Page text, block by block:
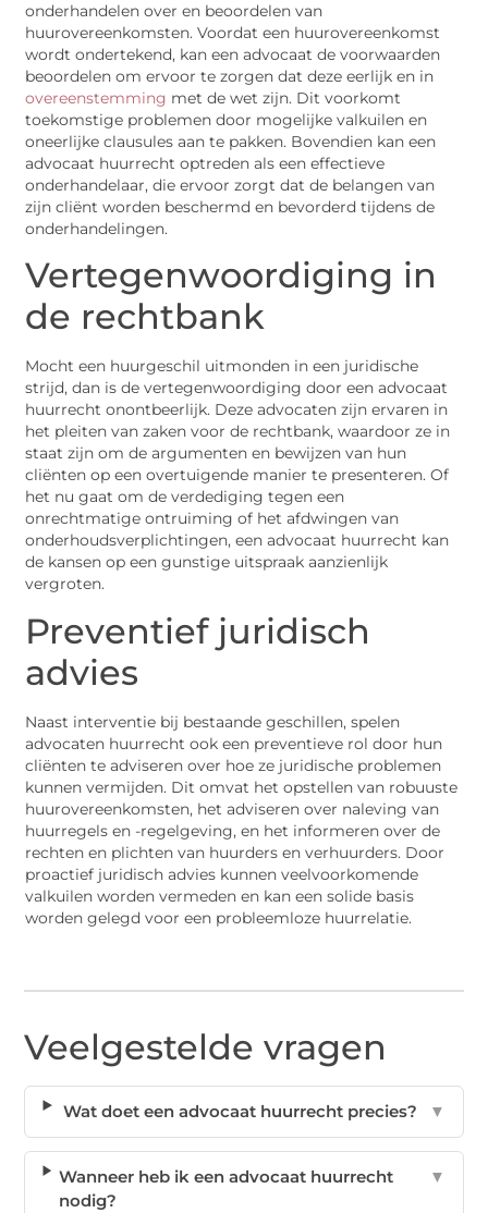
onderhandelen over en beoordelen van
huurovereenkomsten. Voordat een huurovereenkomst
wordt ondertekend, kan een advocaat de voorwaarden
beoordelen om ervoor te zorgen dat deze eerlijk en in
overeenstemming met de wet zijn. Dit voorkomt
toekomstige problemen door mogelijke valkuilen en
oneerlijke clausules aan te pakken. Bovendien kan een
advocaat huurrecht optreden als een effectieve
onderhandelaar, die ervoor zorgt dat de belangen van
zijn cliënt worden beschermd en bevorderd tijdens de
onderhandelingen.
Vertegenwoordiging in
de rechtbank
Mocht een huurgeschil uitmonden in een juridische
strijd, dan is de vertegenwoordiging door een advocaat
huurrecht onontbeerlijk. Deze advocaten zijn ervaren in
het pleiten van zaken voor de rechtbank, waardoor ze in
staat zijn om de argumenten en bewijzen van hun
cliënten op een overtuigende manier te presenteren. Of
het nu gaat om de verdediging tegen een
onrechtmatige ontruiming of het afdwingen van
onderhoudsverplichtingen, een advocaat huurrecht kan
de kansen op een gunstige uitspraak aanzienlijk
vergroten.
Preventief juridisch
advies
Naast interventie bij bestaande geschillen, spelen
advocaten huurrecht ook een preventieve rol door hun
cliënten te adviseren over hoe ze juridische problemen
kunnen vermijden. Dit omvat het opstellen van robuuste
huurovereenkomsten, het adviseren over naleving van
huurregels en -regelgeving, en het informeren over de
rechten en plichten van huurders en verhuurders. Door
proactief juridisch advies kunnen veelvoorkomende
valkuilen worden vermeden en kan een solide basis
worden gelegd voor een probleemloze huurrelatie.
Veelgestelde vragen
Wat doet een advocaat huurrecht precies? ▼
Wanneer heb ik een advocaat huurrecht
nodig?
▼